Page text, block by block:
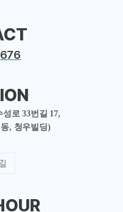
로 33번길 17,
, 청우빌딩)